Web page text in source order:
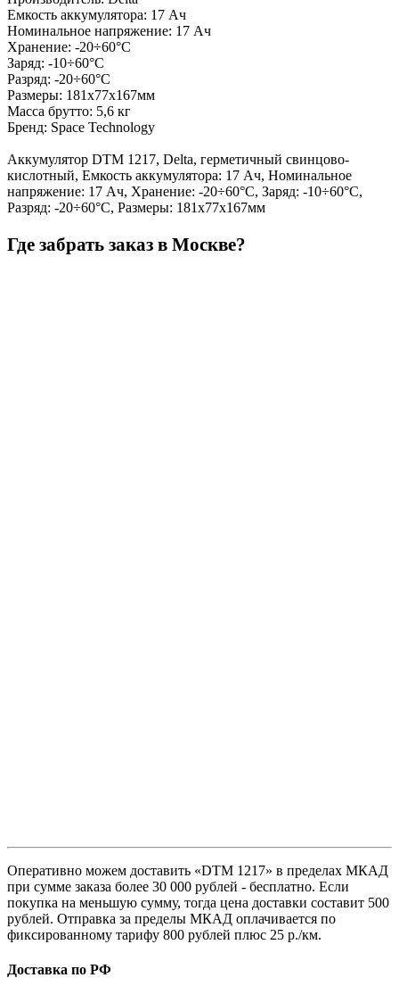
Емкость аккумулятора: 17 Ач
Номинальное напряжение: 17 Ач
Хранение: -20÷60°C
Заряд: -10÷60°C
Разряд: -20÷60°C
Размеры: 181х77х167мм
Масса брутто: 5,6 кг
Бренд: Space Technology
Аккумулятор DTM 1217, Delta, герметичный свинцово-
кислотный, Емкость аккумулятора: 17 Ач, Номинальное
напряжение: 17 Ач, Хранение: -20÷60°C, Заряд: -10÷60°C,
Разряд: -20÷60°C, Размеры: 181х77х167мм
Где забрать заказ в Москве?
Оперативно можем доставить «DTM 1217» в пределах МКАД
при сумме заказа более 30 000 рублей - бесплатно. Если
покупка на меньшую сумму, тогда цена доставки составит 500
рублей. Отправка за пределы МКАД оплачивается по
фиксированному тарифу 800 рублей плюс 25 р./км.
Доставка по РФ